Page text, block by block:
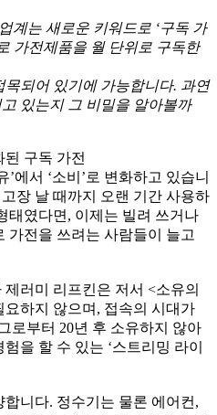
계는 새로운 키워드로 ‘구독 가
가전제품을 월 단위로 구독한
되어 있기에 가능합니다. 과연
있는지 그 비밀을 알아볼까
된 구독 가전
에서 ‘소비’로 변화하고 있습니
장 날 때까지 오랜 기간 사용하
태였다면, 이제는 빌려 쓰거나
가전을 쓰려는 사람들이 늘고
러미 리프킨은 저서 <소유의
요하지 않으며, 접속의 시대가
로부터 20년 후 소유하지 않아
을 할 수 있는 ‘스트리밍 라이
니다. 정수기는 물론 에어컨,